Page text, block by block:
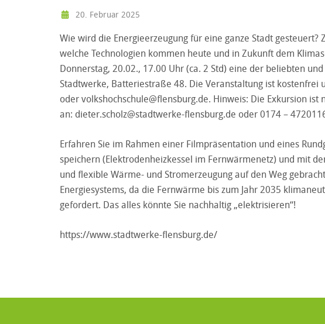
20. Februar 2025
Wie wird die Energieerzeugung für eine ganze Stadt
welche Technologien kommen heute und in Zukunft dem
Donnerstag, 20.02., 17.00 Uhr (ca. 2 Std) eine der beliebten
Stadtwerke, Batteriestraße 48. Die Veranstaltung ist
odervolkshochschule@flensburg.de. Hinweis: Die Exkursion
an: dieter.scholz@stadtwerke-flensburg.de oder 0174 –
Erfahren Sie im Rahmen einer Filmpräsentation und eines
speichern (Elektrodenheizkessel im Fernwärmenetz) und mit
und flexible Wärme- und Stromerzeugung auf den Weg
Energiesystems, da die Fernwärme bis zum Jahr 2035
gefordert. Das alles könnte Sie nachhaltig „elektrisieren“!
https://www.stadtwerke-flensburg.de/